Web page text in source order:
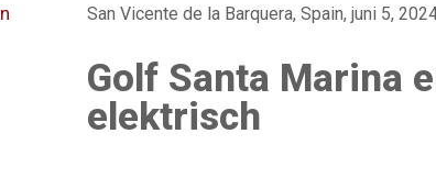
San Vicente de la Barquera, Spain, juni 5,
Golf Santa Marina
elektrisch